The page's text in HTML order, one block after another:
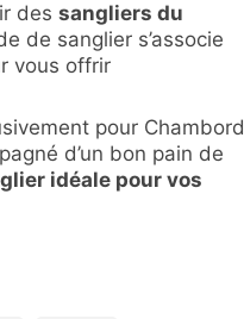
des sangliers du
de sanglier s’associe
vous offrir
pour Chambord
d’un bon pain de
idéale pour vos